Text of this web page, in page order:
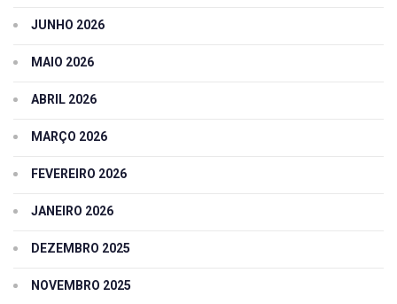
JUNHO 2026
MAIO 2026
ABRIL 2026
MARÇO 2026
FEVEREIRO 2026
JANEIRO 2026
DEZEMBRO 2025
NOVEMBRO 2025